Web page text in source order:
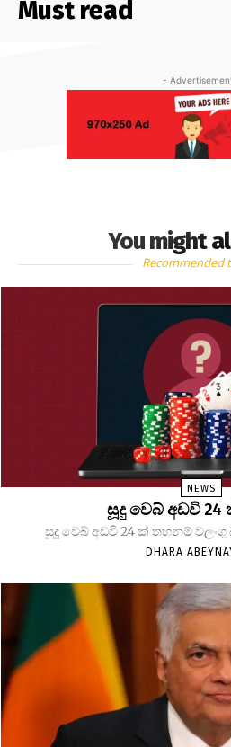
Must read
-
You might
Recommended
NEWS
සූදු වෙබ් අඩවි
සූදු වෙබ් අඩවි 24 ක් තහනම්
DHARA